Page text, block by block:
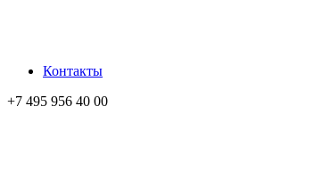
Контакты
+7 495 956 40 00